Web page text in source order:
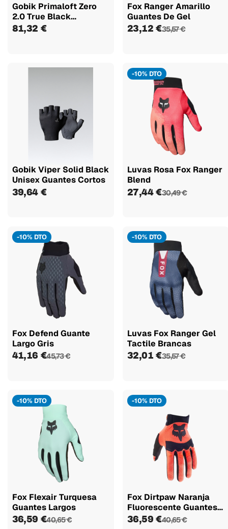
Gobik Primaloft Zero
2.0 True Black
Guantes...
81,32 €
Fox Ranger Amarillo
Guantes De Gel
23,12 €35,57 €
Gobik Viper Solid Black
Unisex Guantes Cortos
39,64 €
-10% DTO
Luvas Rosa Fox Ranger
Blend
27,44 €30,49 €
-10% DTO
Fox Defend Guante
Largo Gris
41,16 €45,73 €
-10% DTO
Luvas Fox Ranger Gel
Tactile Brancas
32,01 €35,57 €
-10% DTO
Fox Flexair Turquesa
Guantes Largos
36,59 €40,65 €
-10% DTO
Fox Dirtpaw Naranja
Fluorescente Guantes
Largos
36,59 €40,65 €